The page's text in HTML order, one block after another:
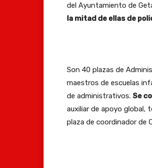
del Ayuntamiento de
la mitad de ellas de
Son 40 plazas de
maestros de escuelas
de administrativos. Se
auxiliar de apoyo global,
plaza de coordinador de